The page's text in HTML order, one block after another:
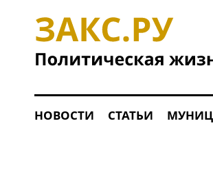
НОВОСТИ СТАТЬИ